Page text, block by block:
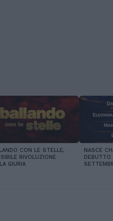
CON LE STELLE,
RIVOLUZIONE
GIURIA
NASCE
DEBUTTO